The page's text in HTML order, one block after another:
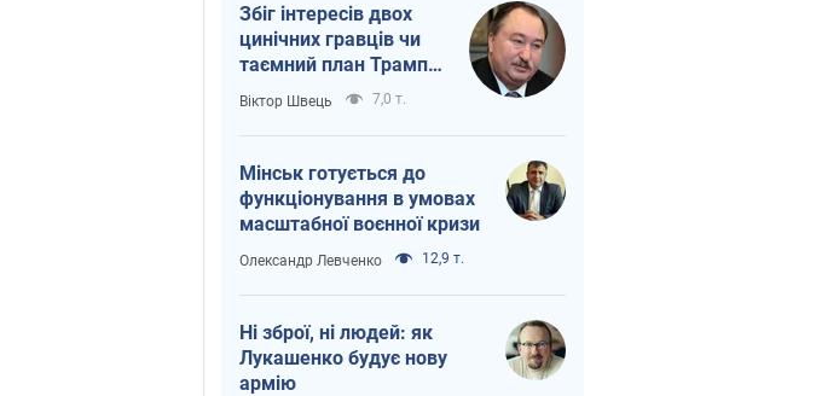
Збіг інтересів двох
цинічних гравців чи
таємний план Трампа
і Путіна?
Віктор Швець 7,0 т.
Мінськ готується до
функціонування в умовах
масштабної воєнної кризи
Олександр Левченко 12,9 т.
Ні зброї, ні людей: як
Лукашенко будує нову
армію